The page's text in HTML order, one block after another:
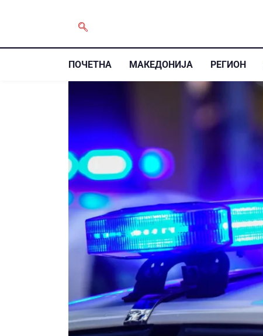
ПОЧЕТНА МАКЕДОНИЈА РЕГИОН